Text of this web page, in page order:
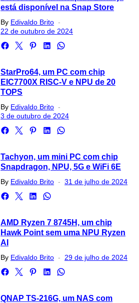
está disponível na Snap Store
By Edivaldo Brito
on
22 de outubro de 2024
StarPro64, um PC com chip
EIC7700X RISC-V e NPU de 20
TOPS
By Edivaldo Brito
on
3 de outubro de 2024
Tachyon, um mini PC com chip
Snapdragon, NPU, 5G e WiFi 6E
By Edivaldo Brito
Posted
31 de julho de 2024
AMD Ryzen 7 8745H, um chip
Hawk Point sem uma NPU Ryzen
AI
By Edivaldo Brito
Posted
29 de julho de 2024
QNAP TS-216G, um NAS com